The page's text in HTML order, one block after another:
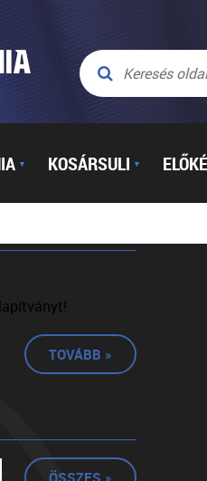
▼ KOSÁRSULI ▼
TOVÁBB »
ÖSSZES »